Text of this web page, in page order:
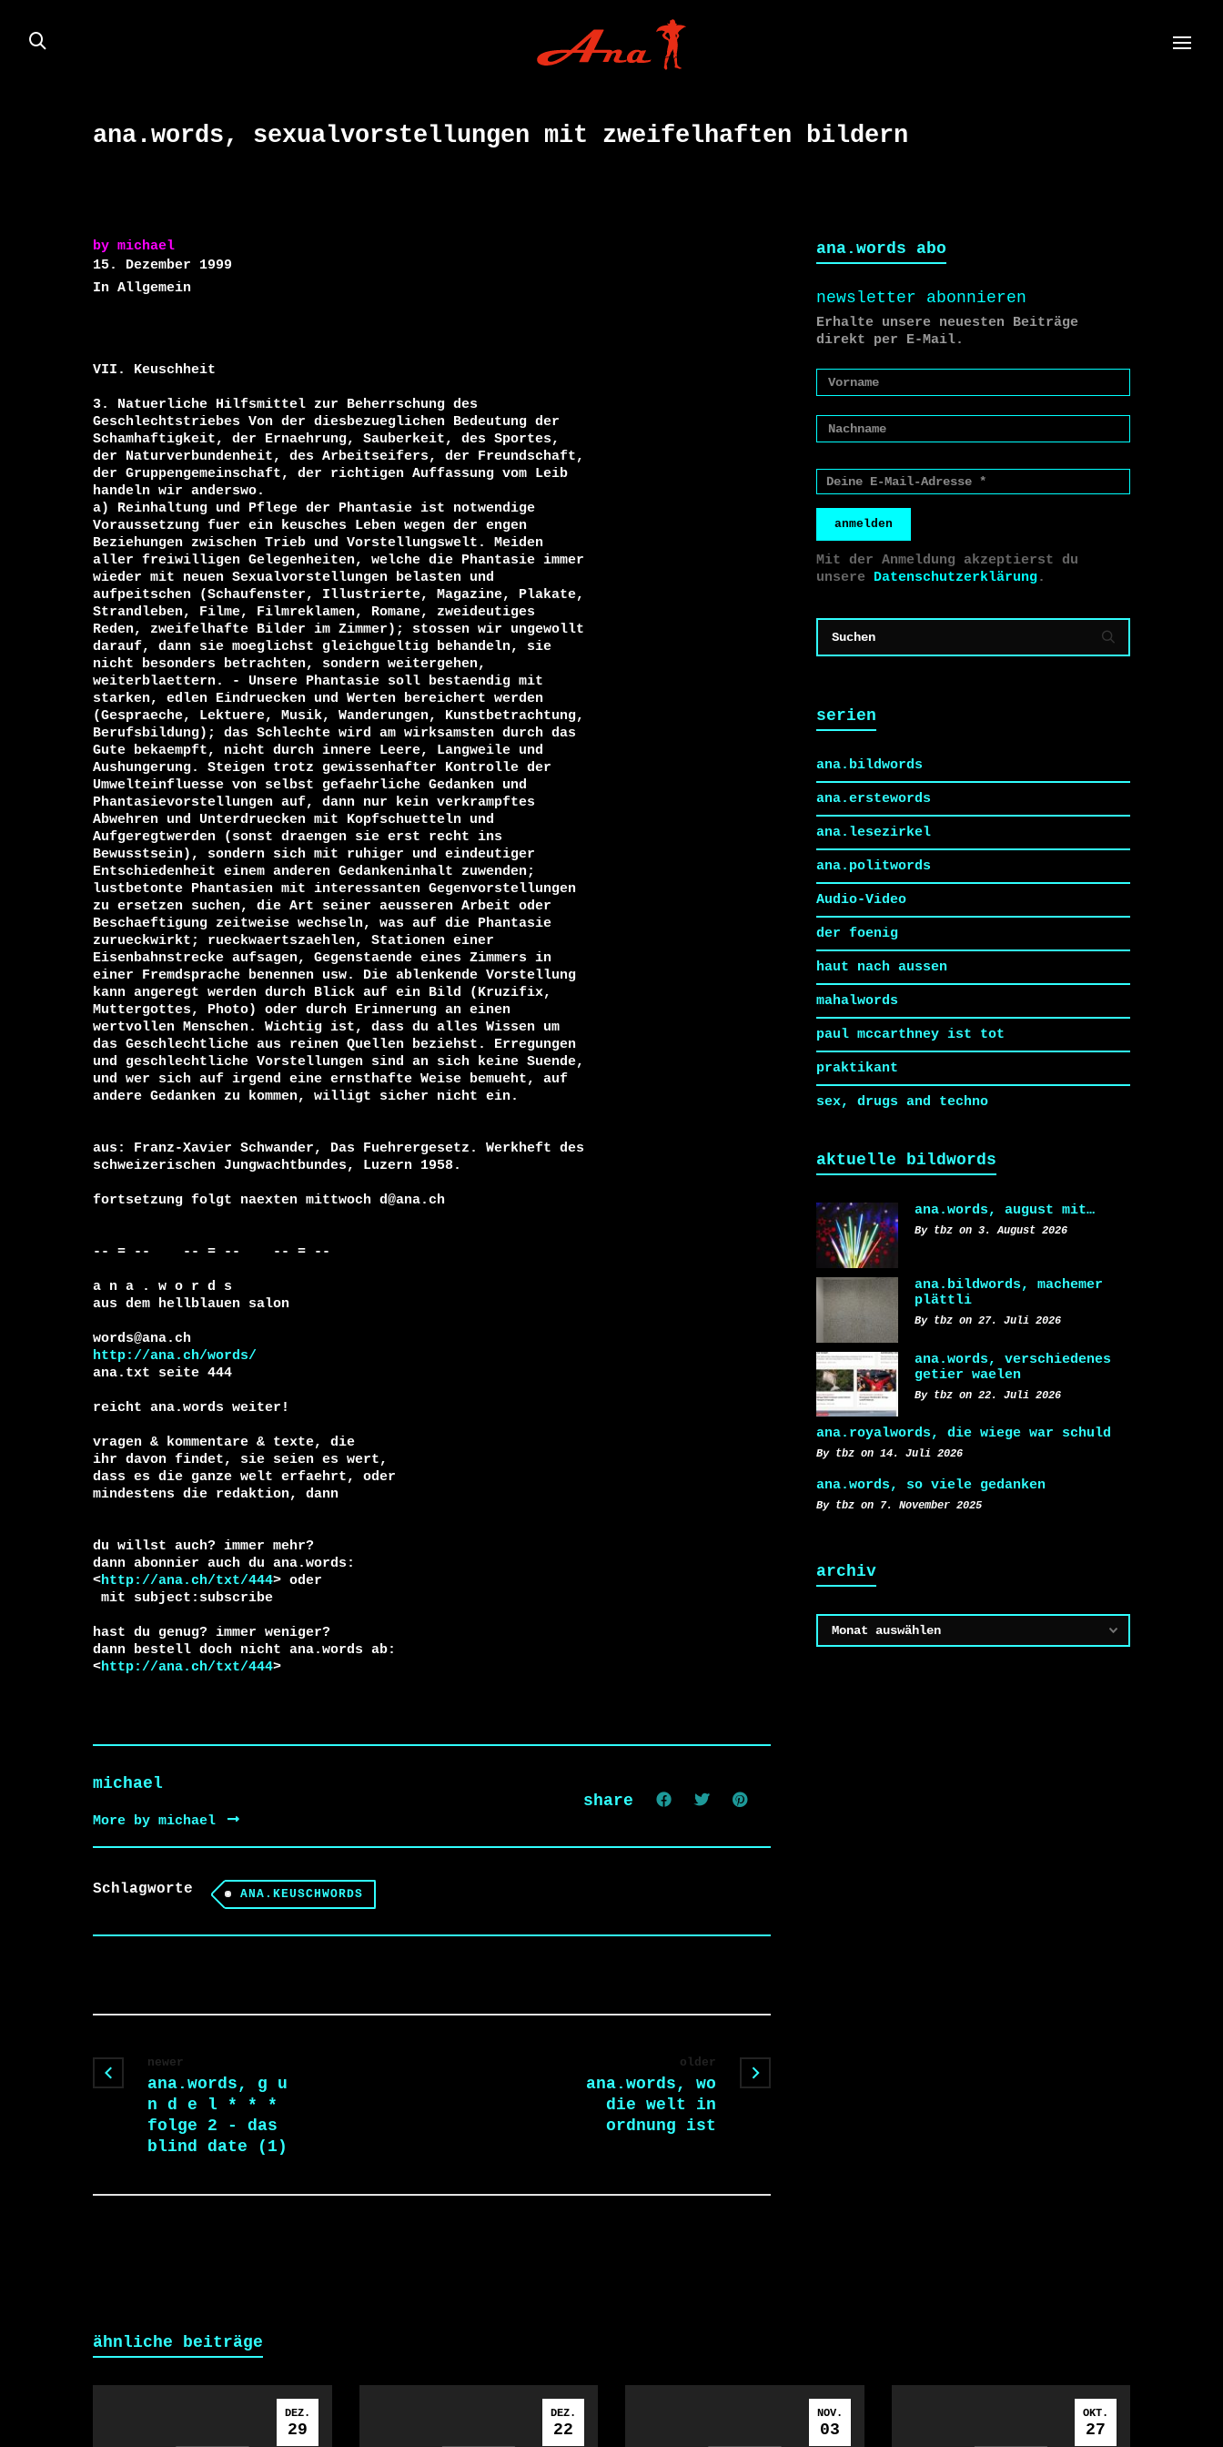
ana.words, sexualvorstellungen mit zweifelhaften bildern
by michael
15. Dezember 1999
In Allgemein
VII. Keuschheit
3. Natuerliche Hilfsmittel zur Beherrschung des
Geschlechtstriebes Von der diesbezueglichen Bedeutung der
Schamhaftigkeit, der Ernaehrung, Sauberkeit, des Sportes,
der Naturverbundenheit, des Arbeitseifers, der Freundschaft,
der Gruppengemeinschaft, der richtigen Auffassung vom Leib
handeln wir anderswo.
a) Reinhaltung und Pflege der Phantasie ist notwendige
Voraussetzung fuer ein keusches Leben wegen der engen
Beziehungen zwischen Trieb und Vorstellungswelt. Meiden
aller freiwilligen Gelegenheiten, welche die Phantasie immer
wieder mit neuen Sexualvorstellungen belasten und
aufpeitschen (Schaufenster, Illustrierte, Magazine, Plakate,
Strandleben, Filme, Filmreklamen, Romane, zweideutiges
Reden, zweifelhafte Bilder im Zimmer); stossen wir ungewollt
darauf, dann sie moeglichst gleichgueltig behandeln, sie
nicht besonders betrachten, sondern weitergehen,
weiterblaettern. - Unsere Phantasie soll bestaendig mit
starken, edlen Eindruecken und Werten bereichert werden
(Gespraeche, Lektuere, Musik, Wanderungen, Kunstbetrachtung,
Berufsbildung); das Schlechte wird am wirksamsten durch das
Gute bekaempft, nicht durch innere Leere, Langweile und
Aushungerung. Steigen trotz gewissenhafter Kontrolle der
Umwelteinfluesse von selbst gefaehrliche Gedanken und
Phantasievorstellungen auf, dann nur kein verkrampftes
Abwehren und Unterdruecken mit Kopfschuetteln und
Aufgeregtwerden (sonst draengen sie erst recht ins
Bewusstsein), sondern sich mit ruhiger und eindeutiger
Entschiedenheit einem anderen Gedankeninhalt zuwenden;
lustbetonte Phantasien mit interessanten Gegenvorstellungen
zu ersetzen suchen, die Art seiner aeusseren Arbeit oder
Beschaeftigung zeitweise wechseln, was auf die Phantasie
zurueckwirkt; rueckwaertszaehlen, Stationen einer
Eisenbahnstrecke aufsagen, Gegenstaende eines Zimmers in
einer Fremdsprache benennen usw. Die ablenkende Vorstellung
kann angeregt werden durch Blick auf ein Bild (Kruzifix,
Muttergottes, Photo) oder durch Erinnerung an einen
wertvollen Menschen. Wichtig ist, dass du alles Wissen um
das Geschlechtliche aus reinen Quellen beziehst. Erregungen
und geschlechtliche Vorstellungen sind an sich keine Suende,
und wer sich auf irgend eine ernsthafte Weise bemueht, auf
andere Gedanken zu kommen, willigt sicher nicht ein.
aus: Franz-Xavier Schwander, Das Fuehrergesetz. Werkheft des
schweizerischen Jungwachtbundes, Luzern 1958.
fortsetzung folgt naexten mittwoch d@ana.ch
-- = --    -- = --    -- = --
a n a . w o r d s
aus dem hellblauen salon
http://ana.ch/words/
ana.txt seite 444
reicht ana.words weiter!
vragen & kommentare & texte, die
ihr davon findet, sie seien es wert,
dass es die ganze welt erfaehrt, oder
du willst auch? immer mehr?
dann abonnier auch du ana.words:
<http://ana.ch/txt/444
hast du genug? immer weniger?
dann bestell doch nicht ana.words ab:
<http://ana.ch/txt/444>
michael
More by michael
share
Schlagworte ANA.KEUSCHWORDS
newer
ana.words, g u
n d e l * * *
folge 2 - das
blind date (1)
older
ana.words, wo
die welt in
ordnung ist
ana.words abo
newsletter abonnieren
Erhalte unsere neuesten Beiträge
direkt per E-Mail.
anmelden
Mit der Anmeldung akzeptierst du
unsere Datenschutzerklärung.
serien
ana.bildwords
ana.erstewords
ana.lesezirkel
ana.politwords
Audio-Video
der foenig
haut nach aussen
mahalwords
paul mccarthney ist tot
praktikant
sex, drugs and techno
aktuelle bildwords
ana.words, august mit…
By tbz on 3. August 2026
ana.bildwords, machemer
plättli
By tbz on 27. Juli 2026
ana.words, verschiedenes
getier waelen
By tbz on 22. Juli 2026
ana.royalwords, die wiege war schuld
By tbz on 14. Juli 2026
ana.words, so viele gedanken
By tbz on 7. November 2025
archiv
ähnliche beiträge
DEZ.
29
DEZ.
22
NOV.
03
OKT.
27